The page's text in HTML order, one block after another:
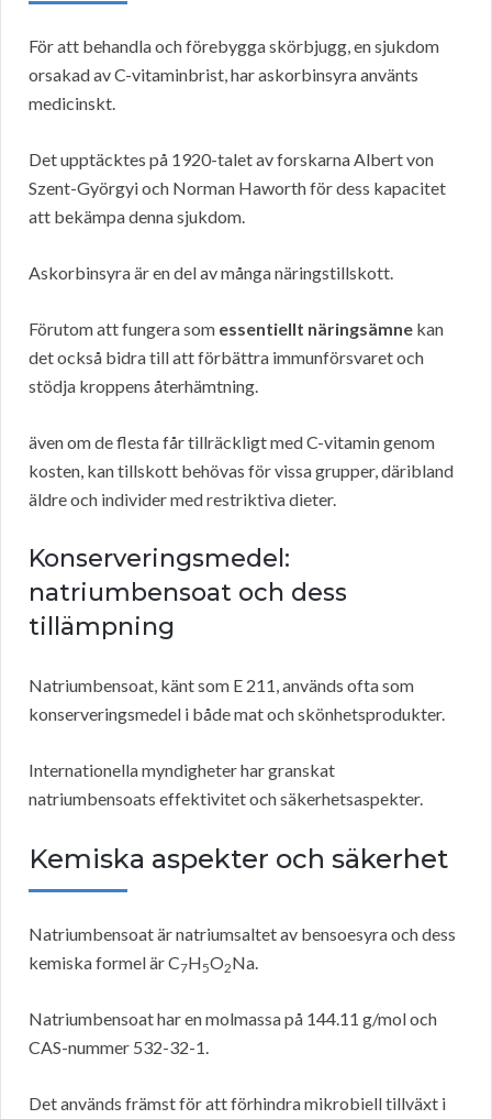
För att behandla och förebygga skörbjugg, en sjukdom
orsakad av C-vitaminbrist, har askorbinsyra använts
medicinskt.
Det upptäcktes på 1920-talet av forskarna Albert von
Szent-Györgyi och Norman Haworth för dess kapacitet
att bekämpa denna sjukdom.
Askorbinsyra är en del av många näringstillskott.
Förutom att fungera som essentiellt näringsämne kan
det också bidra till att förbättra immunförsvaret och
stödja kroppens återhämtning.
även om de flesta får tillräckligt med C-vitamin genom
kosten, kan tillskott behövas för vissa grupper, däribland
äldre och individer med restriktiva dieter.
Konserveringsmedel:
natriumbensoat och dess
tillämpning
Natriumbensoat, känt som E 211, används ofta som
konserveringsmedel i både mat och skönhetsprodukter.
Internationella myndigheter har granskat
natriumbensoats effektivitet och säkerhetsaspekter.
Kemiska aspekter och säkerhet
Natriumbensoat är natriumsaltet av bensoesyra och dess
kemiska formel är C7H5O2Na.
Natriumbensoat har en molmassa på 144.11 g/mol och
CAS-nummer 532-32-1.
Det används främst för att förhindra mikrobiell tillväxt i